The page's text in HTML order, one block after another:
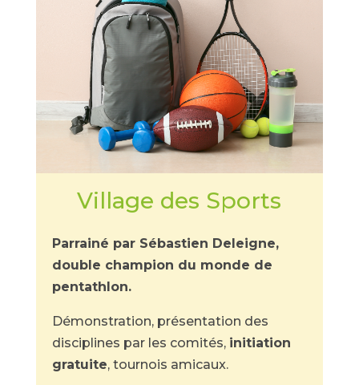
Village des Sports
Parrainé par Sébastien Deleigne,
double champion du monde de
pentathlon.
Démonstration, présentation des
disciplines par les comités, initiation
gratuite, tournois amicaux.